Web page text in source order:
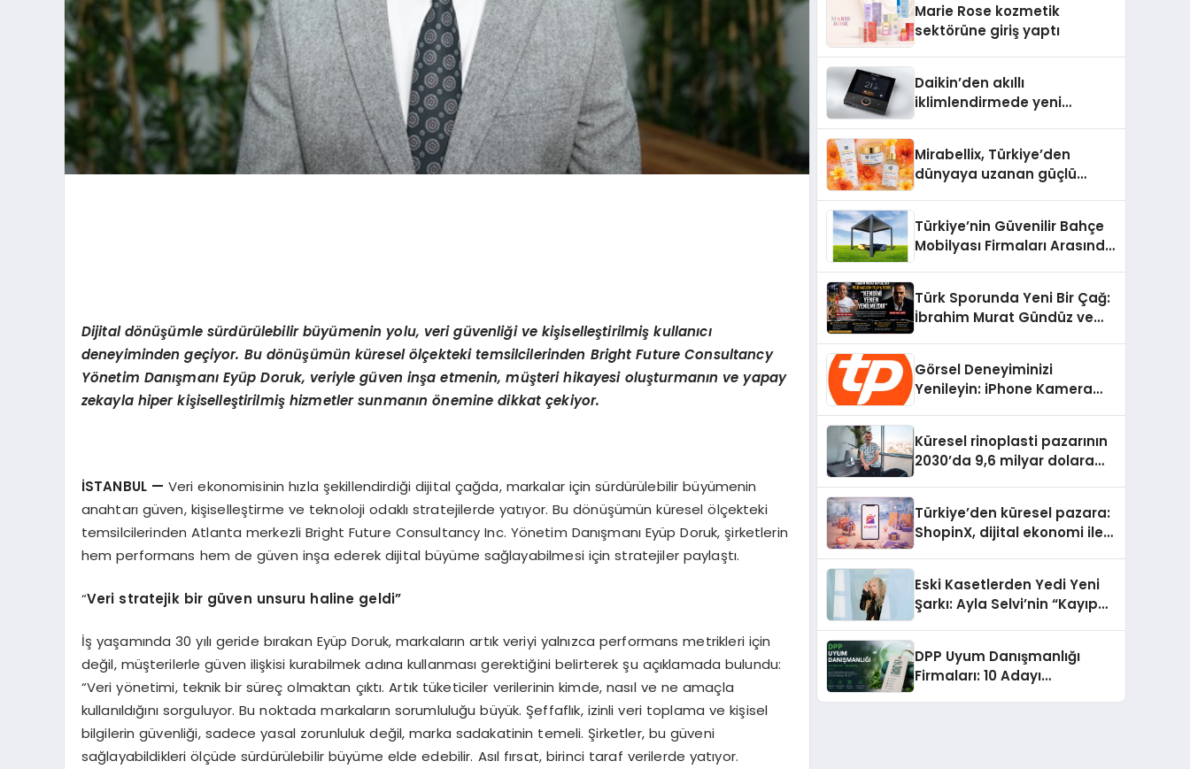
Dijital dönüşümle sürdürülebilir büyümenin yolu, veri güvenliği ve kişiselleştirilmiş kullanıcı
deneyiminden geçiyor. Bu dönüşümün küreselölçekteki temsilcilerinden Bright Future Consultancy
Yönetim Danışmanı Eyüp Doruk, veriyle güven inşa etmenin, müşterihikayesi oluşturmanın ve yapay
zekayla hiper kişiselleştirilmiş hizmetler sunmanınönemine dikkat çekiyor.
İSTANBUL — Veri ekonomisinin hızla şekillendirdiği dijital çağda, markalar için sürdürülebilir büyümenin
anahtarı güven, kişiselleştirme ve teknoloji odaklı stratejilerde yatıyor. Bu dönüşümün küresel ölçekteki
temsilcilerinden Atlanta merkezli Bright Future Consultancy Inc. Yönetim Danışmanı Eyüp Doruk, şirketlerin
hem performans hem de güven inşa ederek dijital büyüme sağlayabilmesi için stratejiler paylaştı.
“Veri stratejik bir güven unsuru haline geldi”
İş yaşamında 30 yılı geride bırakan Eyüp Doruk, markaların artık veriyi yalnızca performans metrikleri için
değil, müşterilerle güven ilişkisi kurabilmek adına kullanması gerektiğini belirterek şu açıklamada bulundu:
“Veri yönetimi, teknik bir süreç olmaktan çıktı. Artık tüketiciler verilerinin kimde, nasıl ve ne amaçla
kullanıldığını sorguluyor. Bu noktada markaların sorumluluğu büyük. Şeffaflık, izinli veri toplama ve kişisel
bilgilerin güvenliği, sadece yasal zorunluluk değil, marka sadakatinin temeli. Şirketler, bu güveni
sağlayabildikleri ölçüde sürdürülebilir büyüme elde edebilir. Asıl fırsat, birinci taraf verilerde yatıyor.
Aldı
Marie Rose kozmetik
sektörüne giriş yaptı
Daikin’den akıllı
iklimlendirmede yeni
Mirabellix, Türkiye’den
dünyaya uzanan güçlü
Türkiye’nin Güvenilir Bahçe
Mobilyası Firmaları Arasında
Türk Sporunda Yeni Bir Çağ:
İbrahim Murat Gündüz ve
Görsel Deneyiminizi
Yenileyin: iPhone Kamera
Küresel rinoplasti pazarının
2030’da 9,6 milyar dolara
Türkiye’den küresel pazara:
ShopinX, dijital ekonomi ile
Eski Kasetlerden Yedi Yeni
Şarkı: Ayla Selvi’nin “Kayıp
DPP Uyum Danışmanlığı
Firmaları: 10 Adayı